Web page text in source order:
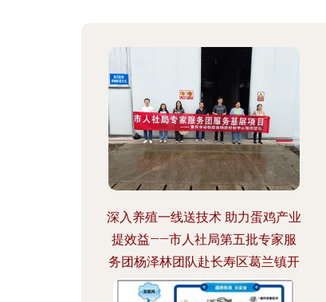
深入养殖一线送技术 助力蛋鸡产业
提效益——市人社局第五批专家服
务团杨泽林团队赴长寿区葛兰镇开
展技术服务